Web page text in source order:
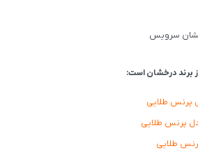
برند درخشان است:
پرنس طلایی
پرنس طلایی
طلایی